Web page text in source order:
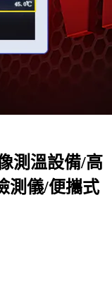
測溫設備/高
測儀/便攜式